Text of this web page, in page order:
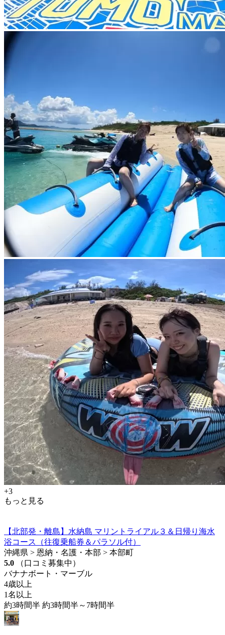
+3
もっと見る
【北部発・離島】水納島 マリントライアル３＆日帰り海水
浴コース（往復乗船券＆パラソル付）
沖縄県 > 恩納・名護・本部 > 本部町
5.0
（口コミ募集中）
バナナボート・マーブル
4歳以上
1名以上
約3時間半 約3時間半～7時間半